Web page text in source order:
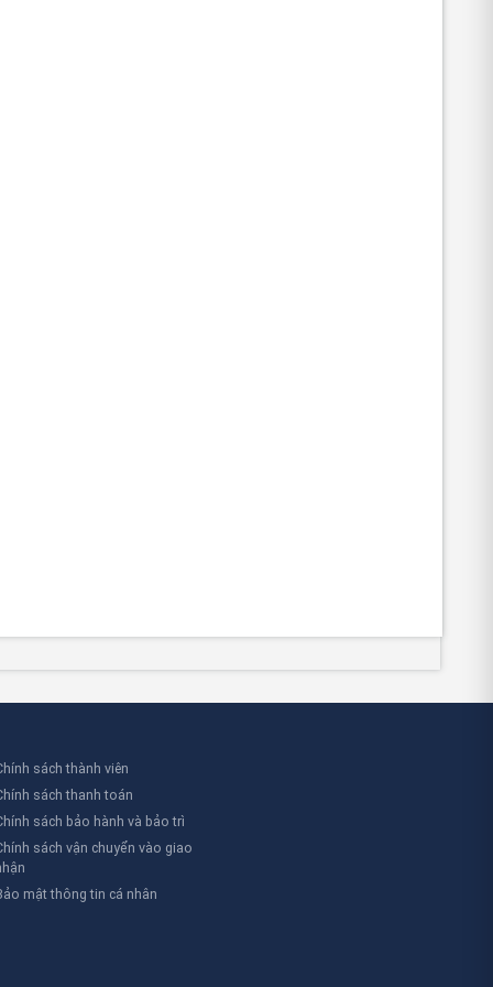
sách thành viên
sách thanh toán
sách bảo hành và bảo trì
sách vận chuyển vào giao
mật thông tin cá nhân